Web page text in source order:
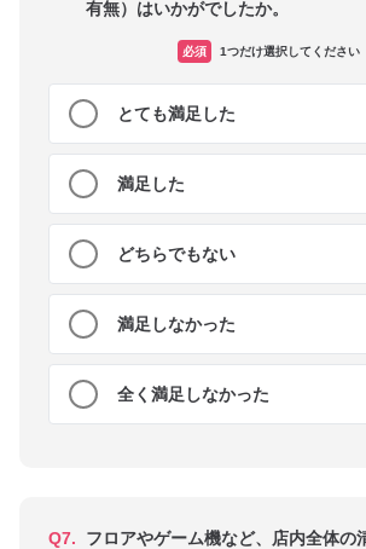
有無）はいかがでしたか。
必須 1つだけ選択してください
とても満足した
満足した
どちらでもない
満足しなかった
全く満足しなかった
Q7.
フロアやゲーム機など、店内全体の